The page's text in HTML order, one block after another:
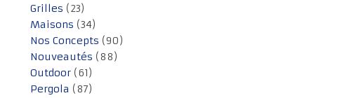
Grilles (23)
Maisons (34)
Nos Concepts (90)
Nouveautés (88)
Outdoor (61)
Pergola (87)